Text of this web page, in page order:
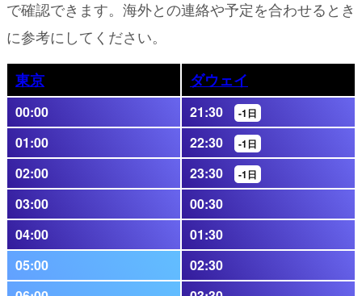
で確認できます。海外との連絡や予定を合わせるとき
に参考にしてください。
東京 ダウェイ
00:00 21:30 -1日
01:00 22:30 -1日
02:00 23:30 -1日
03:00
00:30
04:00
01:30
05:00
02:30